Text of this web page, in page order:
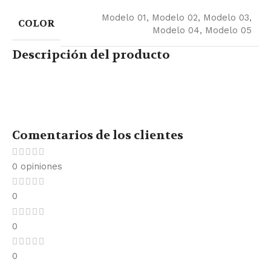
COLOR Modelo 01, Modelo 02, Modelo 03,
Modelo 04, Modelo 05
Descripción del producto
Comentarios de los clientes
0 opiniones
0
0
0